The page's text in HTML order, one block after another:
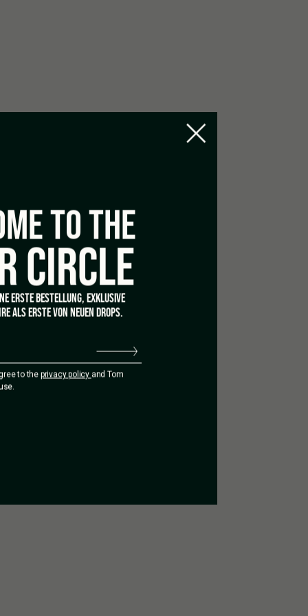
TO THE
CIRCLE
ERSTE BESTELLUNG, EXKLUSIVE
ALS ERSTE VON NEUEN DROPS.
to the privacy policy and Tom